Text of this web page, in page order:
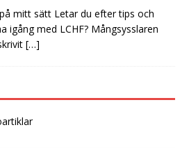
mitt sätt Letar du efter tips och
igång med LCHF? Mångsysslaren
[…]